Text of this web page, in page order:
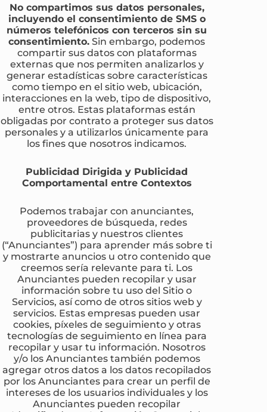
No compartimos sus datos personales,
incluyendo el consentimiento de SMS o
números telefónicos con terceros sin su
consentimiento. Sin embargo, podemos
compartir sus datos con plataformas
externas que nos permiten analizarlos y
generar estadísticas sobre características
como tiempo en el sitio web, ubicación,
interacciones en la web, tipo de dispositivo,
entre otros. Estas plataformas están
obligadas por contrato a proteger sus datos
personales y a utilizarlos únicamente para
los fines que nosotros indicamos.
Publicidad Dirigida y Publicidad
Comportamental entre Contextos
Podemos trabajar con anunciantes,
proveedores de búsqueda, redes
publicitarias y nuestros clientes
(“Anunciantes”) para aprender más sobre ti
y mostrarte anuncios u otro contenido que
creemos sería relevante para ti. Los
Anunciantes pueden recopilar y usar
información sobre tu uso del Sitio o
Servicios, así como de otros sitios web y
servicios. Estas empresas pueden usar
cookies, píxeles de seguimiento y otras
tecnologías de seguimiento en línea para
recopilar y usar tu información. Nosotros
y/o los Anunciantes también podemos
agregar otros datos a los datos recopilados
por los Anunciantes para crear un perfil de
intereses de los usuarios individuales y los
Anunciantes pueden recopilar